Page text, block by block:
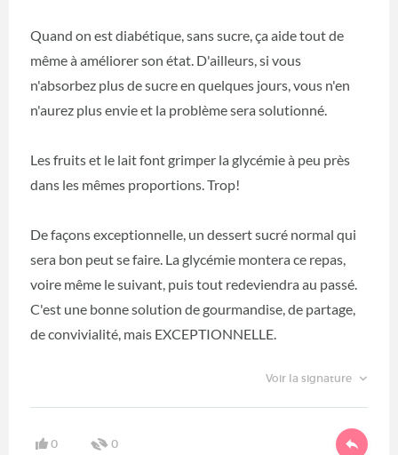
Quand on est diabétique, sans sucre, ça aide tout de
même à améliorer son état. D'ailleurs, si vous
n'absorbez plus de sucre en quelques jours, vous n'en
n'aurez plus envie et la problème sera solutionné.
Les fruits et le lait font grimper la glycémie à peu près
dans les mêmes proportions. Trop!
De façons exceptionnelle, un dessert sucré normal qui
sera bon peut se faire. La glycémie montera ce repas,
voire même le suivant, puis tout redeviendra au passé.
C'est une bonne solution de gourmandise, de partage,
de convivialité, mais EXCEPTIONNELLE.
Voir la signature
0 0